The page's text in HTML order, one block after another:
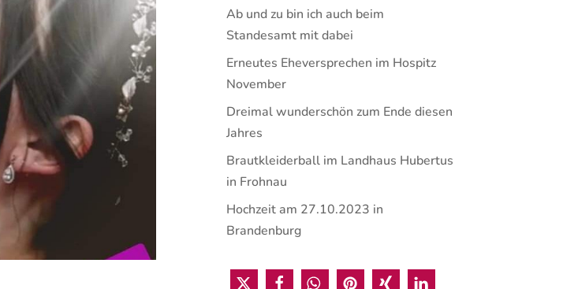
Ab und zu bin ich auch beim
Standesamt mit dabei
Erneutes Eheversprechen im Hospitz
November
Dreimal wunderschön zum Ende diesen
Jahres
Brautkleiderball im Landhaus Hubertus
in Frohnau
Hochzeit am 27.10.2023 in
Brandenburg